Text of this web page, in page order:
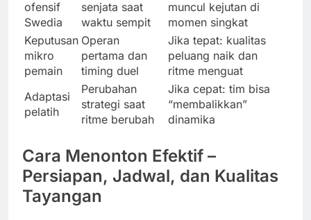
ofensif
Swedia
senjata saat
waktu sempit
muncul kejutan di
momen singkat
Keputusan
mikro
pemain
Operan
pertama dan
timing duel
Jika tepat: kualitas
peluang naik dan
ritme menguat
Adaptasi
pelatih
Perubahan
strategi saat
ritme berubah
Jika cepat: tim bisa
“membalikkan”
dinamika
Cara Menonton Efektif –
Persiapan, Jadwal, dan Kualitas
Tayangan